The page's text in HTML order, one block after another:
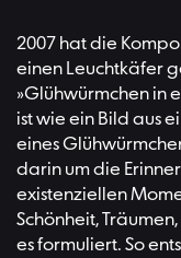
2007 hat die
einen Leuchtkäfer
»Glühwürmchen in
ist wie ein Bild aus
eines
darin um die
existenziellen
Schönheit,
es formuliert. So